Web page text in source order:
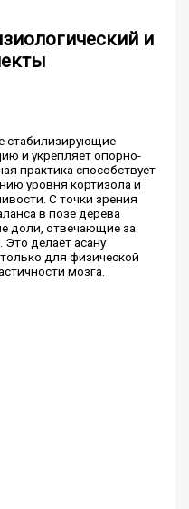
и
стабилизирующие
и укрепляет опорно-
практика способствует
уровня кортизола и
С точки зрения
в позе дерева
доли, отвечающие за
делает асану
для физической
мозга.